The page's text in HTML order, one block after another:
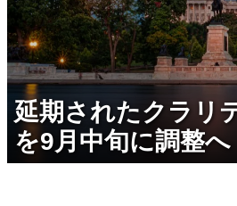
延期されたクラリ
を9月中旬に調整へ